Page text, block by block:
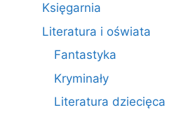
Księgarnia
Literatura i oświata
Fantastyka
Kryminały
Literatura dziecięca